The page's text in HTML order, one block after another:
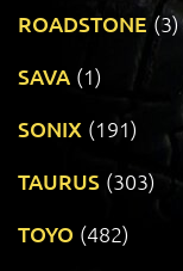
ROADSTONE (3)
SAVA (1)
SONIX (191)
TAURUS (303)
TOYO (482)